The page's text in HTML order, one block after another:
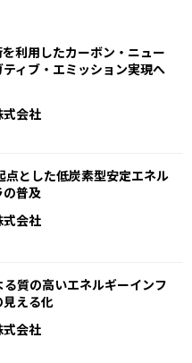
利用したカーボン・ニュー
ティブ・エミッション実現へ
式会社
点とした低炭素型安定エネル
普及
式会社
質の高いエネルギーインフ
見える化
式会社